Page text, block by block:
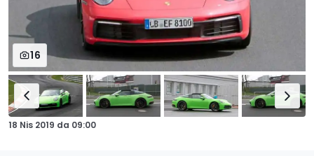
16
18 Nis 2019 da 09:00